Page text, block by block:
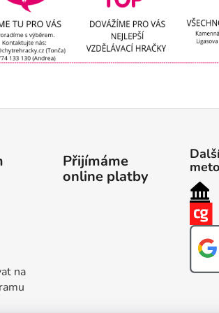
na
Přijímáme
online platby